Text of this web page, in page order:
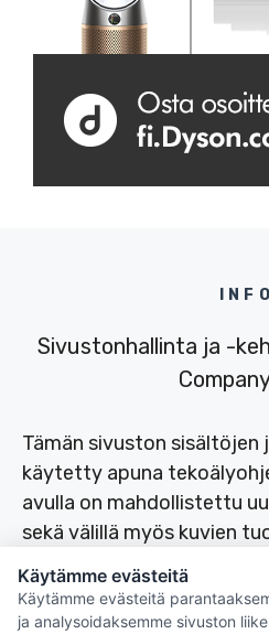
INFO
Sivustonhallinta ja -
Tämän sivuston sisältöjen
käytetty apuna
avulla on mahdollistettu
sekä välillä myös kuvien
Käytämme evästeitä
Käytämme evästeitä
ja analysoidaksemme sivuston